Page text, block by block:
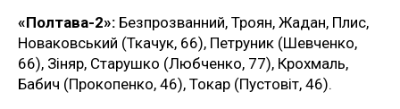
«Полтава-2»: Безпрозванний, Троян, Жадан, Плис,
Новаковський (Ткачук, 66), Петруник (Шевченко,
66), Зіняр, Старушко (Любченко, 77), Крохмаль,
Бабич (Прокопенко, 46), Токар (Пустовіт, 46).